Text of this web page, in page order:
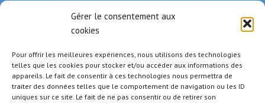
Gérer le consentement aux
cookies
Pour offrir les meilleures expériences, nous utilisons des technologies
telles que les cookies pour stocker et/ou accéder aux informations des
appareils. Le fait de consentir à ces technologies nous permettra de
traiter des données telles que le comportement de navigation ou les ID
uniques sur ce site. Le fait de ne pas consentir ou de retirer son
Inscrivez-vous à notre infolettre!
*Champs obligatoires